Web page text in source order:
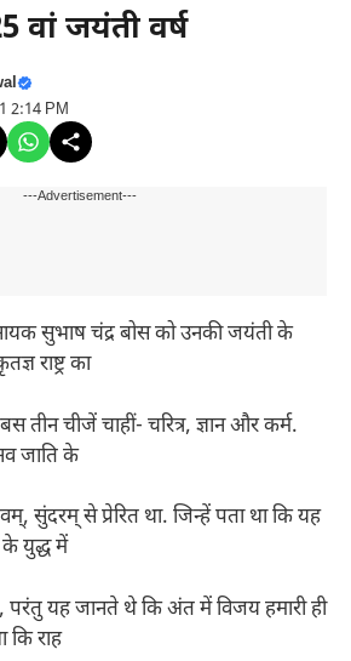
वां जयंती वर्ष
2:14 PM
---Advertisement---
सुभाष चंद्र बोस को उनकी जयंती के
राष्ट्र का
तीन चीजें चाहीं- चरित्र, ज्ञान और कर्म.
जाति के
सुंदरम् से प्रेरित था. जिन्हें पता था कि यह
के युद्ध में
यह जानते थे कि अंत में विजय हमारी ही
कि राह